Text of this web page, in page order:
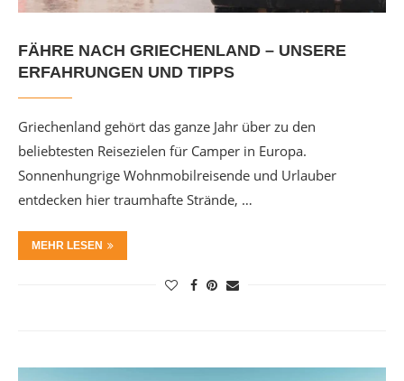
FÄHRE NACH GRIECHENLAND – UNSERE
ERFAHRUNGEN UND TIPPS
Griechenland gehört das ganze Jahr über zu den
beliebtesten Reisezielen für Camper in Europa.
Sonnenhungrige Wohnmobilreisende und Urlauber
entdecken hier traumhafte Strände, …
MEHR LESEN